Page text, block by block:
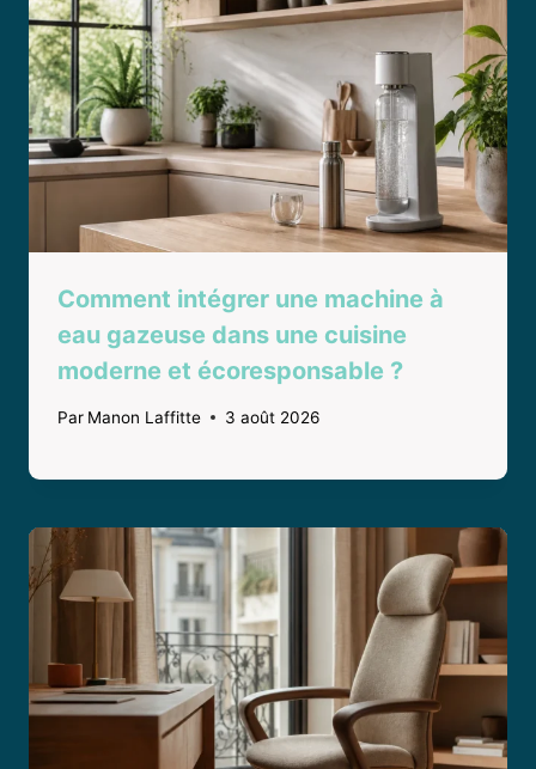
Comment intégrer une machine à
eau gazeuse dans une cuisine
moderne et écoresponsable ?
Par Manon Laffitte 3 août 2026